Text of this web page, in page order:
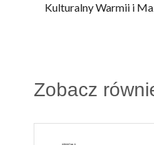
Kulturalny Warmii i
Zobacz